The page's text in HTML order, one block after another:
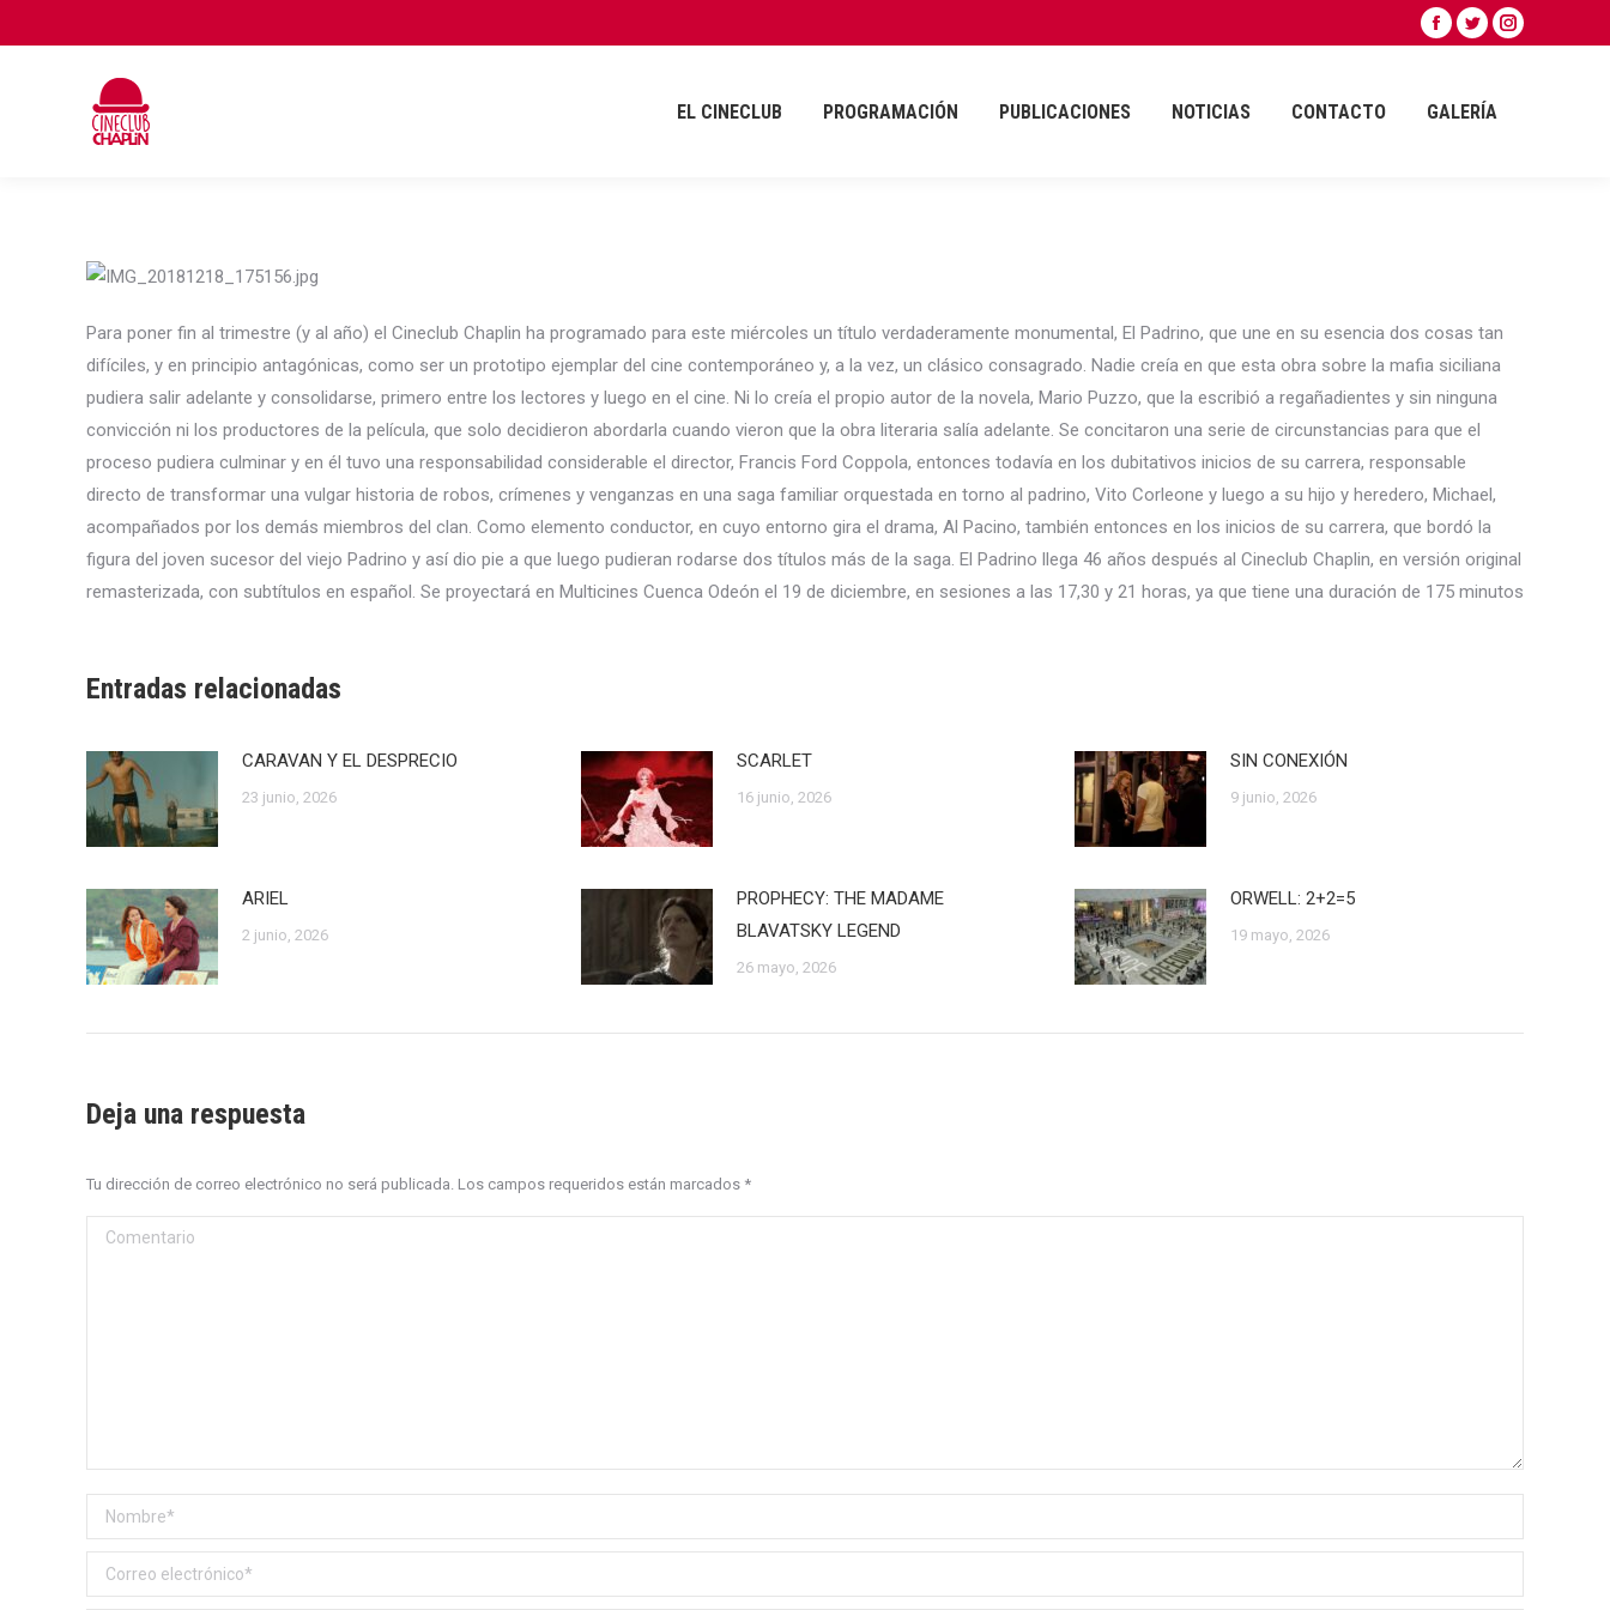
Facebook
opens
Twitter
opens
Instagram
EL CINECLUB PROGRAMACIÓN PUBLICACIONES NOTICIAS CONTACTO GALERÍA
Para poner fin al trimestre (y al año) el Cineclub Chaplin ha programado para este miércoles un título verdaderamente monumental, El Padrino, que une en su esencia dos cosas tan
difíciles, y en principio antagónicas, como ser un prototipo ejemplar del cine contemporáneo y, a la vez, un clásico consagrado. Nadie creía en que esta obra sobre la mafia siciliana
pudiera salir adelante y consolidarse, primero entre los lectores y luego en el cine. Ni lo creía el propio autor de la novela, Mario Puzzo, que la escribió a regañadientes y sin ninguna
convicción ni los productores de la película, que solo decidieron abordarla cuando vieron que la obra literaria salía adelante. Se concitaron una serie de circunstancias para que el
proceso pudiera culminar y en él tuvo una responsabilidad considerable el director, Francis Ford Coppola, entonces todavía en los dubitativos inicios de su carrera, responsable
directo de transformar una vulgar historia de robos, crímenes y venganzas en una saga familiar orquestada en torno al padrino, Vito Corleone y luego a su hijo y heredero, Michael,
acompañados por los demás miembros del clan. Como elemento conductor, en cuyo entorno gira el drama, Al Pacino, también entonces en los inicios de su carrera, que bordó la
figura del joven sucesor del viejo Padrino y así dio pie a que luego pudieran rodarse dos títulos más de la saga. El Padrino llega 46 años después al Cineclub Chaplin, en versión original
remasterizada, con subtítulos en español. Se proyectará en Multicines Cuenca Odeón el 19 de diciembre, en sesiones a las 17,30 y 21 horas, ya que tiene una duración de 175 minutos
Entradas relacionadas
CARAVAN Y EL DESPRECIO
23 junio, 2026
SCARLET
16 junio, 2026
SIN CONEXIÓN
9 junio, 2026
ARIEL
2 junio, 2026
PROPHECY: THE MADAME
BLAVATSKY LEGEND
26 mayo, 2026
ORWELL: 2+2=5
19 mayo, 2026
Deja una respuesta
Tu dirección de correo electrónico no será publicada. Los campos requeridos están marcados *
Comentario
Nombre *
Correo electrónico *
EL CINECLUB PROGRAMACIÓN PUBLICACIONES NOTICIAS CONTACTO GALERÍA